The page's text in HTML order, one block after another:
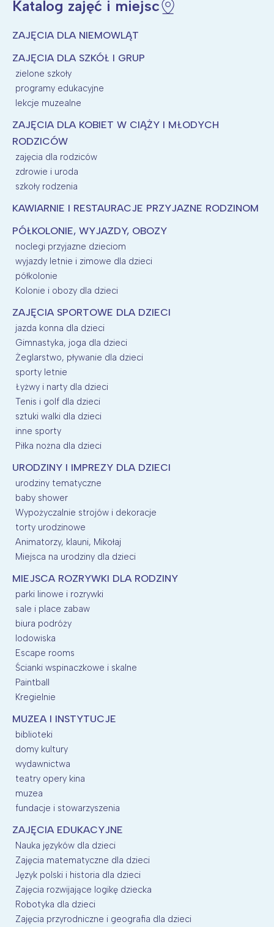
Katalog zajęć i miejsc
ZAJĘCIA DLA NIEMOWLĄT
ZAJĘCIA DLA SZKÓŁ I GRUP
zielone szkoły
programy edukacyjne
lekcje muzealne
ZAJĘCIA DLA KOBIET W CIĄŻY I MŁODYCH
RODZICÓW
zajęcia dla rodziców
zdrowie i uroda
szkoły rodzenia
KAWIARNIE I RESTAURACJE PRZYJAZNE RODZINOM
PÓŁKOLONIE, WYJAZDY, OBOZY
noclegi przyjazne dzieciom
wyjazdy letnie i zimowe dla dzieci
półkolonie
Kolonie i obozy dla dzieci
ZAJĘCIA SPORTOWE DLA DZIECI
jazda konna dla dzieci
Gimnastyka, joga dla dzieci
Żeglarstwo, pływanie dla dzieci
sporty letnie
Łyżwy i narty dla dzieci
Tenis i golf dla dzieci
sztuki walki dla dzieci
inne sporty
Piłka nożna dla dzieci
URODZINY I IMPREZY DLA DZIECI
urodziny tematyczne
baby shower
Wypożyczalnie strojów i dekoracje
torty urodzinowe
Animatorzy, klauni, Mikołaj
Miejsca na urodziny dla dzieci
MIEJSCA ROZRYWKI DLA RODZINY
parki linowe i rozrywki
sale i place zabaw
biura podróży
lodowiska
Escape rooms
Ścianki wspinaczkowe i skalne
Paintball
Kregielnie
MUZEA I INSTYTUCJE
biblioteki
domy kultury
wydawnictwa
teatry opery kina
muzea
fundacje i stowarzyszenia
ZAJĘCIA EDUKACYJNE
Nauka języków dla dzieci
Zajęcia matematyczne dla dzieci
Język polski i historia dla dzieci
Zajęcia rozwijające logikę dziecka
Robotyka dla dzieci
Zajęcia przyrodniczne i geografia dla dzieci